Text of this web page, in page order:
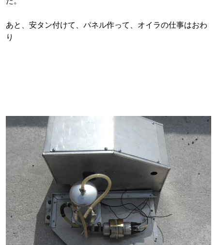
あと、安タン付けて、パネル作って、オイラの仕事はおわ
り